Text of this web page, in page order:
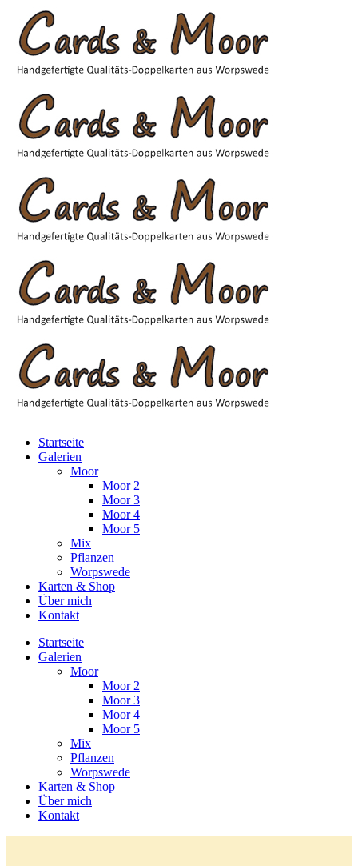
Startseite
Galerien
Moor
Moor 2
Moor 3
Moor 4
Moor 5
Mix
Pflanzen
Worpswede
Karten & Shop
Über mich
Kontakt
Startseite
Galerien
Moor
Moor 2
Moor 3
Moor 4
Moor 5
Mix
Pflanzen
Worpswede
Karten & Shop
Über mich
Kontakt